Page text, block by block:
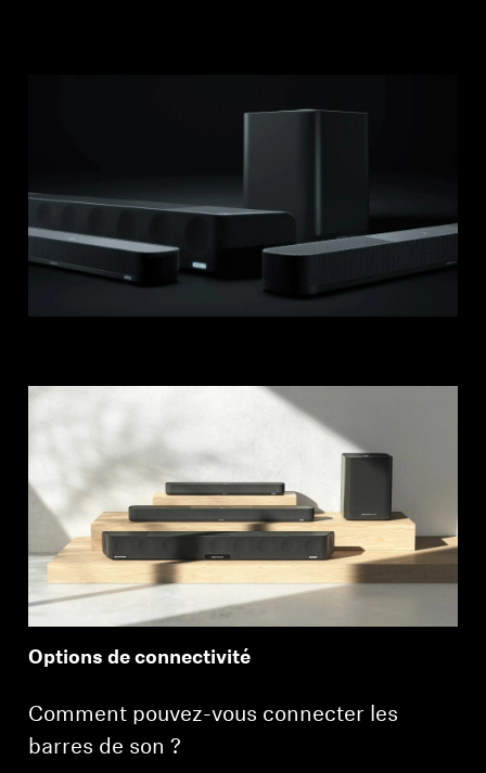
Options de connectivité
Comment pouvez-vous connecter les
barres de son ?
Connexion requise
Connectez-vous à votre compte pour ajouter
des produits à votre liste de souhaits et afficher
vos articles précédemment enregistrés.
Se connecter